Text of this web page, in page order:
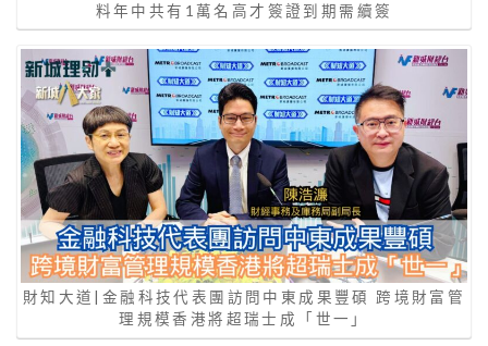
料年中共有1萬名高才簽證到期需續簽
財知大道|金融科技代表團訪問中東成果豐碩 跨境財富管
理規模香港將超瑞士成「世一」